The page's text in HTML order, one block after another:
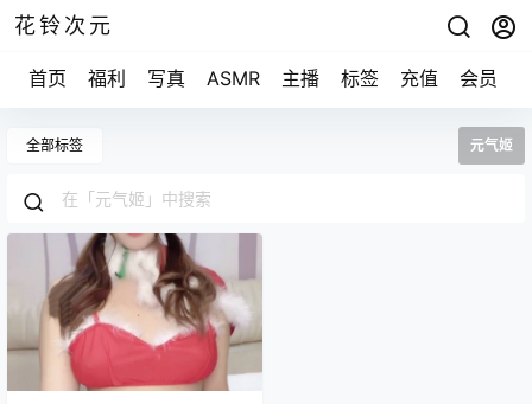
花铃次元
首页 福利 写真 ASMR 主播 标签 充值 会员
全部标签 元气姬